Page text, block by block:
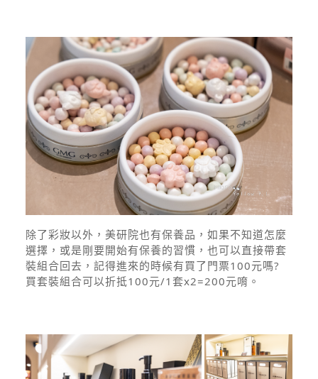
除了彩妝以外，美研院也有保養品，如果不知道怎麼
選擇，或是剛要開始有保養的習慣，也可以直接帶套
裝組合回去，記得進來的時候有買了門票100元嗎?
買套裝組合可以折抵100元/1套x2=200元唷。